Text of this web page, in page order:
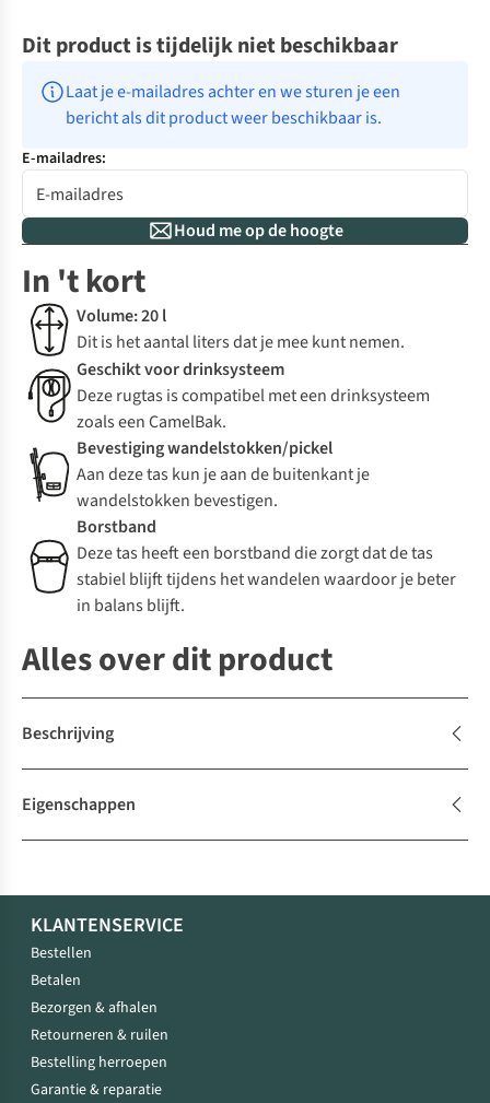
Dit product is tijdelijk niet beschikbaar
Laat je e-mailadres achter en we sturen je een
bericht als dit product weer beschikbaar is.
E-mailadres:
Houd me op de hoogte
In 't kort
Volume: 20 l
Dit is het aantal liters dat je mee kunt nemen.
Geschikt voor drinksysteem
Deze rugtas is compatibel met een drinksysteem
zoals een CamelBak.
Bevestiging wandelstokken/pickel
Aan deze tas kun je aan de buitenkant je
wandelstokken bevestigen.
Borstband
Deze tas heeft een borstband die zorgt dat de tas
stabiel blijft tijdens het wandelen waardoor je beter
in balans blijft.
Alles over dit product
Beschrijving
Eigenschappen
KLANTENSERVICE
Bestellen
Betalen
Bezorgen & afhalen
Retourneren & ruilen
Bestelling herroepen
Garantie & reparatie